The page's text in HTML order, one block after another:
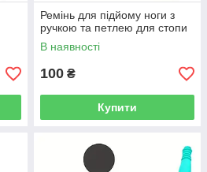
Ремінь для підйому ноги з
ручкою та петлею для стопи
В наявності
100 ₴
Купити